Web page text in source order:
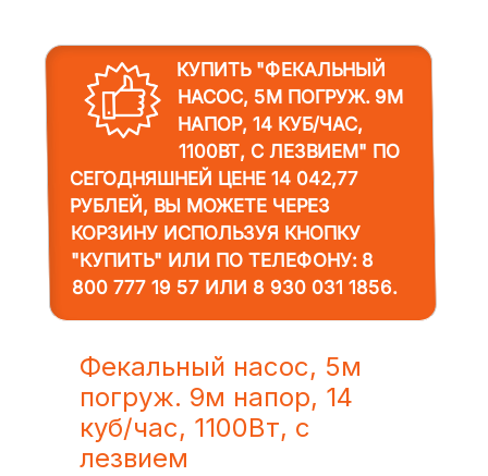
КУПИТЬ "ФЕКАЛЬНЫЙ
НАСОС, 5М ПОГРУЖ. 9М
НАПОР, 14 КУБ/ЧАС,
1100ВТ, С ЛЕЗВИЕМ"ПО
СЕГОДНЯШНЕЙ ЦЕНЕ 14 042,77
РУБЛЕЙ, ВЫ МОЖЕТЕ ЧЕРЕЗ
КОРЗИНУ ИСПОЛЬЗУЯ КНОПКУ
"КУПИТЬ" ИЛИ ПО ТЕЛЕФОНУ: 8
800 777 19 57ИЛИ 8 930 031 1856.
Фекальный насос, 5м
погруж. 9м напор, 14
куб/час, 1100Вт, с
лезвием